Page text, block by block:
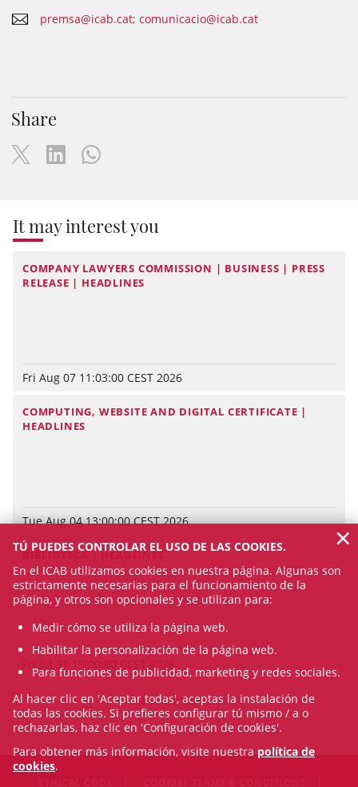
premsa@icab.cat; comunicacio@icab.cat
Share
It may interest you
COMPANY LAWYERS COMMISSION | BUSINESS | PRESS
RELEASE | HEADLINES
Fri Aug 07 11:03:00 CEST 2026
COMPUTING, WEBSITE AND DIGITAL CERTIFICATE |
HEADLINES
Tue Aug 04 13:00:00 CEST 2026
BIBLIOTECA | HEADLINES
Fri Jul 31 19:00:00 CEST 2026
SEE ALL NEWS
TÚ PUEDES CONTROLAR EL USO DE LAS COOKIES.
En el ICAB utilizamos cookies en nuestra página. Algunas son
estrictamente necesarias para el funcionamiento de la
página, y otros son opcionales y se utilizan para:
Medir cómo se utiliza la página web.
Habilitar la personalización de la página web.
Para funciones de publicidad, marketing y redes sociales.
Al hacer clic en 'Aceptar todas', aceptas la instalación de
todas las cookies. Si prefieres configurar tú mismo / a o
rechazarlas, haz clic en 'Configuración de cookies'.
Para obtener más información, visite nuestra política de
cookies.
×